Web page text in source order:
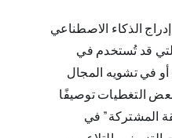
الذكاء الاصطناعي
قد تُستخدم في
في تشويه المجال
التغطيات توصيفًا
‏المشتركة” في